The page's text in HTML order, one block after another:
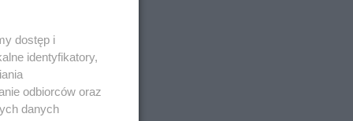
dostęp i
identyfikatory,
odbiorców oraz
danych